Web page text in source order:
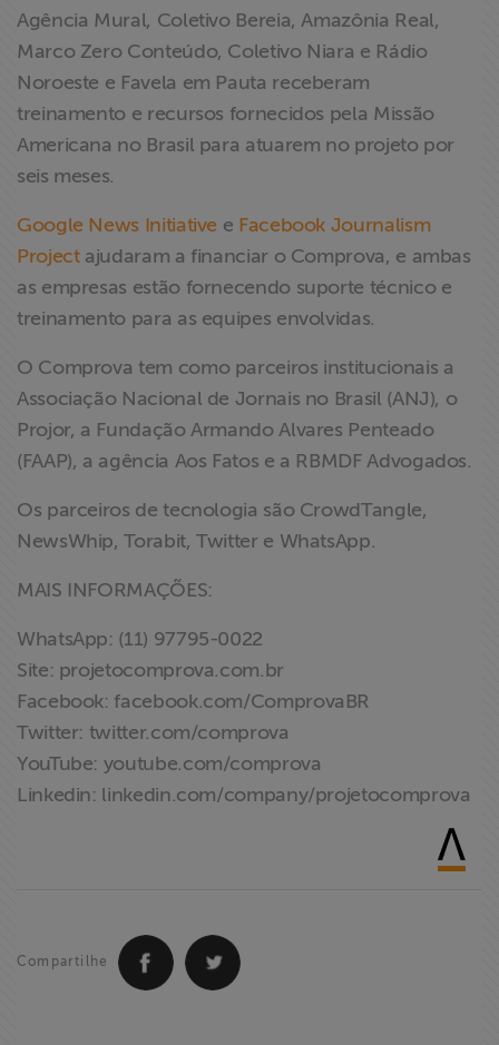
Agência Mural, Coletivo Bereia, Amazônia Real,
Marco Zero Conteúdo, Coletivo Niara e Rádio
Noroeste e Favela em Pauta receberam
treinamento e recursos fornecidos pela Missão
Americana no Brasil para atuarem no projeto por
seis meses.
Google News Initiative e Facebook Journalism
Project ajudaram a financiar o Comprova, e ambas
as empresas estão fornecendo suporte técnico e
treinamento para as equipes envolvidas.
O Comprova tem como parceiros institucionais a
Associação Nacional de Jornais no Brasil (ANJ), o
Projor, a Fundação Armando Alvares Penteado
(FAAP), a agência Aos Fatos e a RBMDF Advogados.
Os parceiros de tecnologia são CrowdTangle,
NewsWhip, Torabit, Twitter e WhatsApp.
MAIS INFORMAÇÕES:
WhatsApp: (11) 97795-0022
Site: projetocomprova.com.br
Facebook: facebook.com/ComprovaBR
Twitter: twitter.com/comprova
YouTube: youtube.com/comprova
Linkedin: linkedin.com/company/projetocomprova
Compartilhe